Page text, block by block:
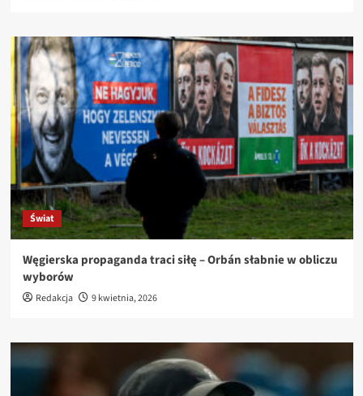
Świat
Węgierska propaganda traci siłę – Orbán słabnie w obliczu
wyborów
Redakcja 9 kwietnia, 2026